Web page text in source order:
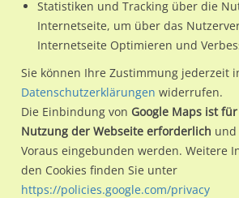
Nutze günstige Werbemöglichkeiten am
Str. 100/Morgenbergstr. B92 im Ortsteil
Plauen, Stadt, Hochschulstadt.
Wir erheben für jede unserer
aktuelleStandortinformationenund
kannst du dich schon vor der Buchung
Standort, seine Reichweite und
eventuelle Beschränkungen in den
Statistiken und Tracking über die
Internetseite, um über das
Internetseite Optimieren und
Sie können Ihre Zustimmung jederzeit
Datenschutzerklärungen widerrufen.
Die Einbindung von Google Maps ist
Nutzung der Webseite erforderlich und
Voraus eingebunden werden. Weitere
den Cookies finden Sie unter
https://policies.google.com/privacy